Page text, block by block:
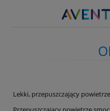
Lekki, przepuszczający